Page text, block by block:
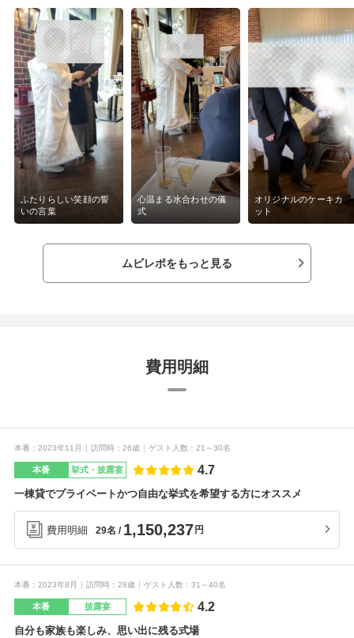
ふたりらしい笑顔の誓
いの言葉
心温まる水合わせの儀
式
オリジナルのケーキカ
ット
ムビレポをもっと見る
費用明細
本番 2023年11月 訪問時 26歳 ゲスト人数 21～30名
本番 挙式・披露宴 4.7
一棟貸でプライベートかつ自由な挙式を希望する方にオススメ
費用明細 29名 1,150,237 円
本番 2023年8月 訪問時 28歳 ゲスト人数 31～40名
本番 披露宴 4.2
自分も家族も楽しみ、思い出に残る式場